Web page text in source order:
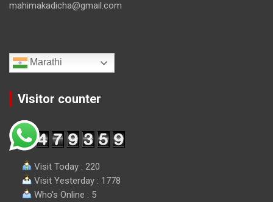
mahimakadicha@gmail.com
Marathi
Visitor counter
Visit Today : 220
Visit Yesterday : 1778
Who's Online : 5